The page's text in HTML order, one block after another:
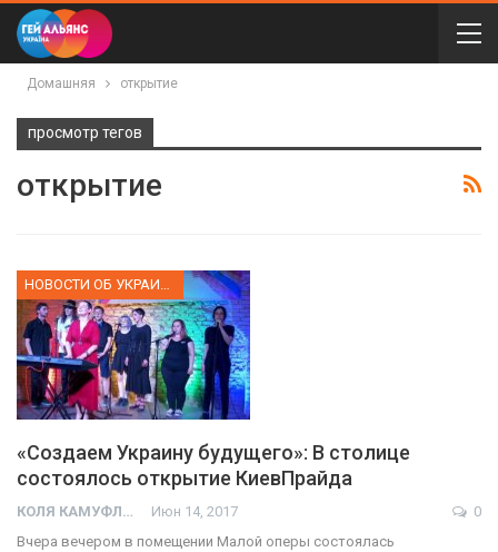
Домашняя открытие
просмотр тегов
открытие
«Создаем Украину будущего»: В столице
состоялось открытие КиевПрайда
КОЛЯ КАМУФЛЯЖ Июн 14, 2017
0
Вчера вечером в помещении Малой оперы состоялась